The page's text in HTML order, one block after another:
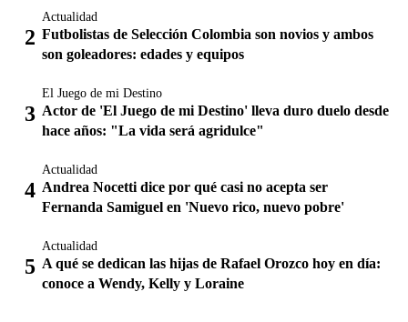
Actualidad
Futbolistas de Selección Colombia son novios y ambos
son goleadores: edades y equipos
El Juego de mi Destino
Actor de 'El Juego de mi Destino' lleva duro duelo desde
hace años: "La vida será agridulce"
Actualidad
Andrea Nocetti dice por qué casi no acepta ser
Fernanda Samiguel en 'Nuevo rico, nuevo pobre'
Actualidad
A qué se dedican las hijas de Rafael Orozco hoy en día:
conoce a Wendy, Kelly y Loraine